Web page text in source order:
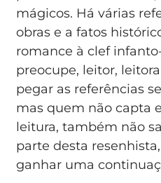
mágicos. Há várias
obras e a fatos
romance à clef
preocupe, leitor,
pegar as referências
mas quem não capta
leitura, também não
parte desta
ganhar uma